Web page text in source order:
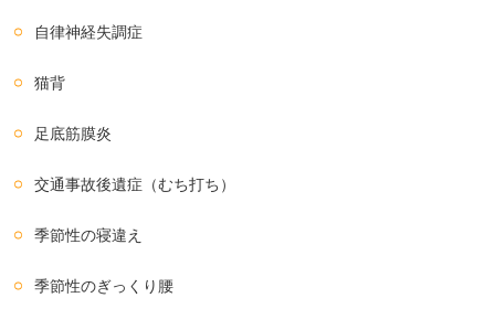
自律神経失調症
猫背
足底筋膜炎
交通事故後遺症（むち打ち）
季節性の寝違え
季節性のぎっくり腰